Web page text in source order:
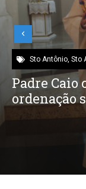
Sto Antônio, Sto
Temporal
cirúrgico
reduz